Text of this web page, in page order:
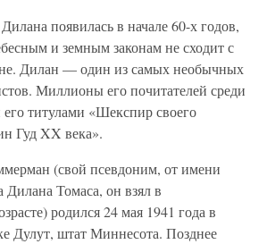
появилась в начале 60-х годов,
и земным законам не сходит с
Дилан — один из самых необычных
Миллионы его почитателей среди
титулами «Шекспир своего
Гуд XX века».
(свой псевдоним, от имени
Дилана Томаса, он взял в
родился 24 мая 1941 года в
Дулут, штат Миннесота. Позднее